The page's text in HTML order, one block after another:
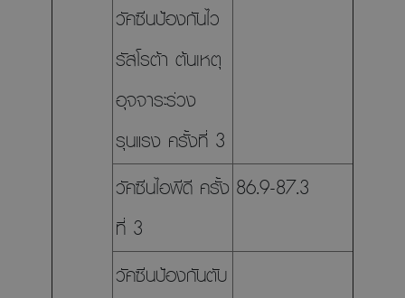
วัคซีนป้องกันไว
รัสโรต้า ต้นเหตุ
อุจจาระร่วง
รุนแรง ครั้งที่ 3
วัคซีนไอพีดี ครั้ง
ที่ 3
86.9-87.3
วัคซีนป้องกันตับ